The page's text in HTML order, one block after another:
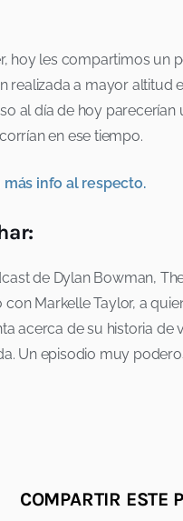
hoy les compartimos
a mayor altitud
al día de hoy
en ese tiempo.
info al respecto.
de Dylan Bowman,
Markelle Taylor, a
acerca de su historia
Un episodio muy
COMPARTIR ESTE